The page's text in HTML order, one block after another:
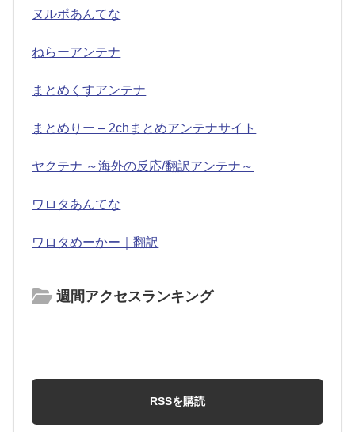
ヌルポあんてな
ねらーアンテナ
まとめくすアンテナ
まとめりー – 2chまとめアンテナサイト
ヤクテナ ～海外の反応/翻訳アンテナ～
ワロタあんてな
ワロタめーかー｜翻訳
週間アクセスランキング